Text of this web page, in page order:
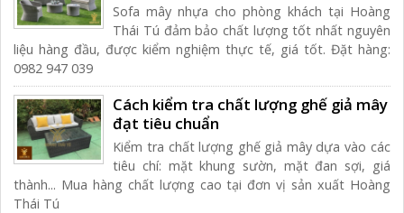
Sofa mây nhựa cho phòng khách tại Hoàng
Thái Tú đảm bảo chất lượng tốt nhất nguyên
liệu hàng đầu, được kiểm nghiệm thực tế, giá tốt. Đặt hàng:
0982 947 039
Cách kiểm tra chất lượng ghế giả mây
đạt tiêu chuẩn
Kiểm tra chất lượng ghế giả mây dựa vào các
tiêu chí: mặt khung sườn, mặt đan sợi, giá
thành... Mua hàng chất lượng cao tại đơn vị sản xuất Hoàng
Thái Tú